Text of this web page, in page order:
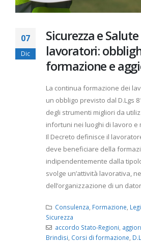
07
Dic
Sicurezza e
lavoratori:
formazione e
La continua formazione dei
un obbligo previsto dal D.Lgs
degli strumenti migliori da
infortuni nei luoghi di lavoro
Il Decreto definisce il
deve beneficiare della
indipendentemente dalla
svolge un’attività lavorativa,
dell’organizzazione di un
Consulenza, Formazione,
Sicurezza
accordo Stato-Regioni,
Brindisi, Corsi di formazione,